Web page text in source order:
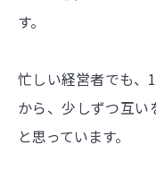
す。
忙しい経営者でも、
から、少しずつ互い
と思っています。